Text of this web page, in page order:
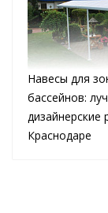
Навесы для
бассейнов:
дизайнерские
Краснодаре